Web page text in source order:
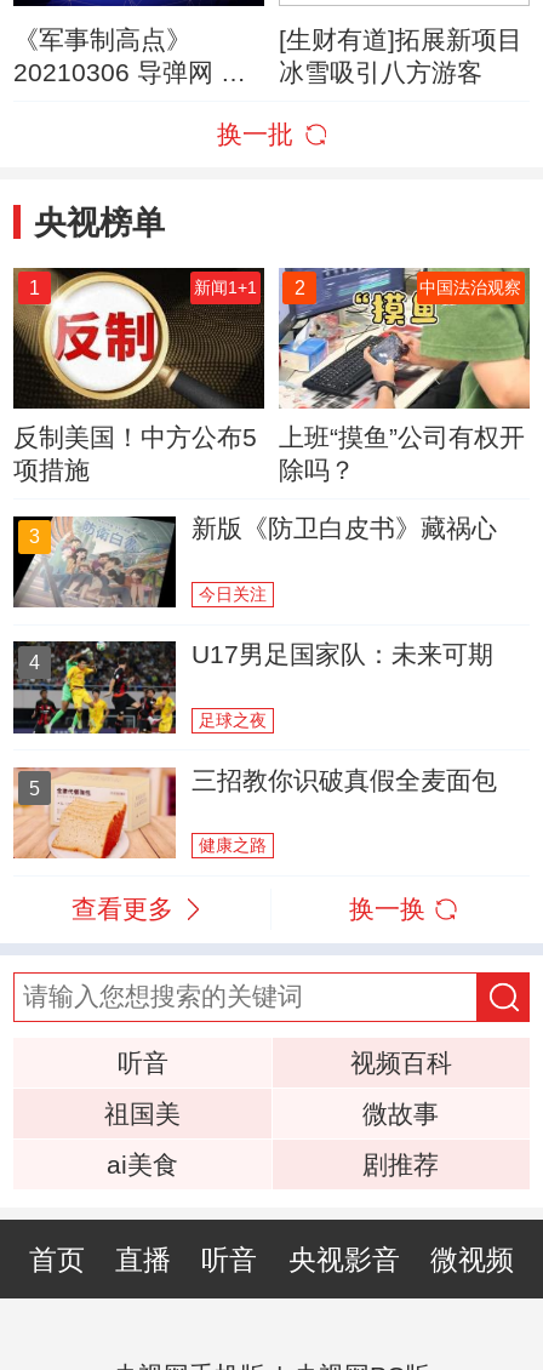
《军事制高点》
20210306 导弹网 火
太难以编织的霸主梦
[生财有道]拓展新项目
冰雪吸引八方游客
换一批
央视榜单
1 新闻1+1
反制美国！中方公布5
项措施
2 中国法治观察
上班“摸鱼”公司有权开
除吗？
3 新版《防卫白皮书》藏祸心
今日关注
4 U17男足国家队：未来可期
足球之夜
5 三招教你识破真假全麦面包
健康之路
查看更多 换一换
听音
视频百科
祖国美
微故事
ai美食
剧推荐
首页 直播 听音 央视影音 微视频